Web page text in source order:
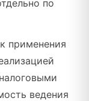
по
применения
ведения